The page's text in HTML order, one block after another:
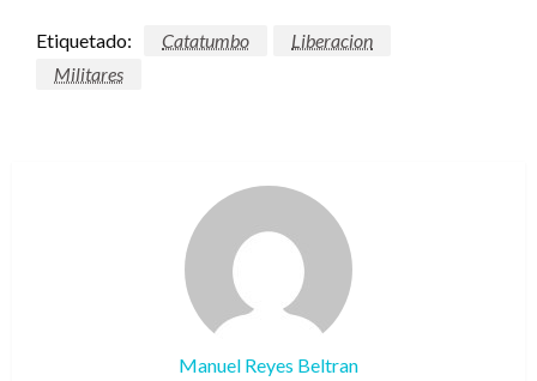
Etiquetado: Catatumbo
Liberacion
Militares
Manuel Reyes Beltran